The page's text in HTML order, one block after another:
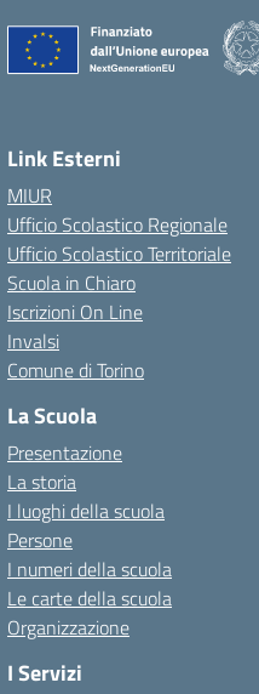
Link Esterni
MIUR
Ufficio Scolastico Regionale
Ufficio Scolastico Territoriale
Scuola in Chiaro
Iscrizioni On Line
Invalsi
Comune di Torino
La Scuola
Presentazione
La storia
I luoghi della scuola
Persone
I numeri della scuola
Le carte della scuola
Organizzazione
I Servizi